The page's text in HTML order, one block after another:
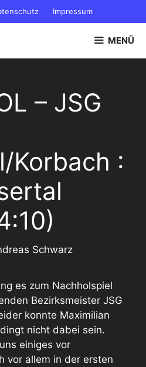
Impressum
MENÜ
– JSG
Korbach :
Schwarz
es zum Nachholspiel
Bezirksmeister JSG
konnte Maximilian
nicht dabei sein.
einiges vor
vor allem in der ersten